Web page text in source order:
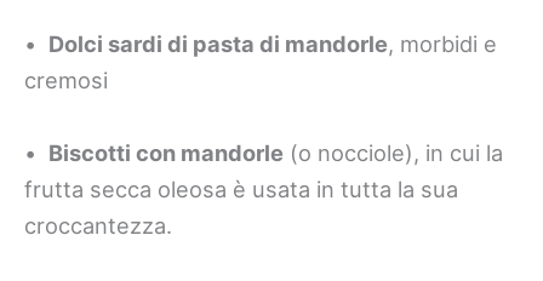
• Dolci sardi di pasta di mandorle, morbidi e
cremosi
• Biscotti con mandorle (o nocciole), in cui la
frutta secca oleosa è usata in tutta la sua
croccantezza.